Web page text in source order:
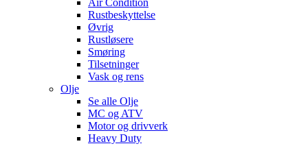
Rustbeskyttelse
Øvrig
Rustløsere
Smøring
Tilsetninger
Vask og rens
Olje
Se alle Olje
MC og ATV
Motor og drivverk
Heavy Duty